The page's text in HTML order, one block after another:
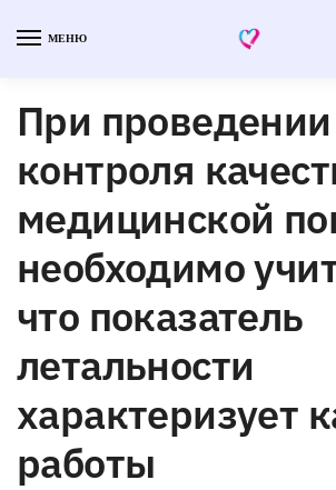
МЕНЮ
При проведении
контроля
медицинской
необходимо
что показатель
летальности
характеризует
работы